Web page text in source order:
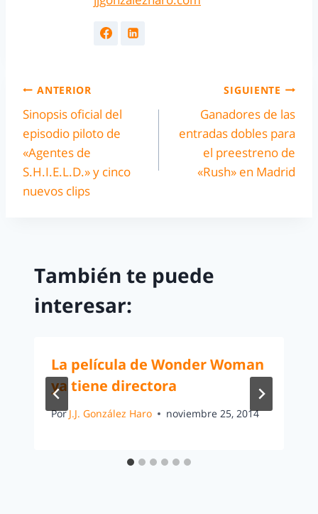
ANTERIOR
Sinopsis oficial del
episodio piloto de
«Agentes de
S.H.I.E.L.D.» y cinco
nuevos clips
SIGUIENTE
Ganadores de las
entradas dobles para
el preestreno de
«Rush» en Madrid
También te puede
interesar:
La película de Wonder Woman
ya tiene directora
Por J.J. González Haro noviembre 25, 2014